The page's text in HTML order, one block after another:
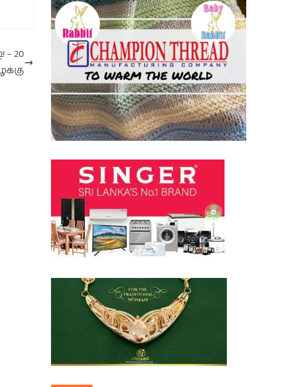
20